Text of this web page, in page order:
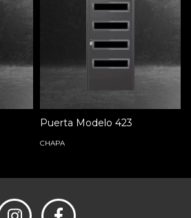
Puerta Modelo 423
CHAPA